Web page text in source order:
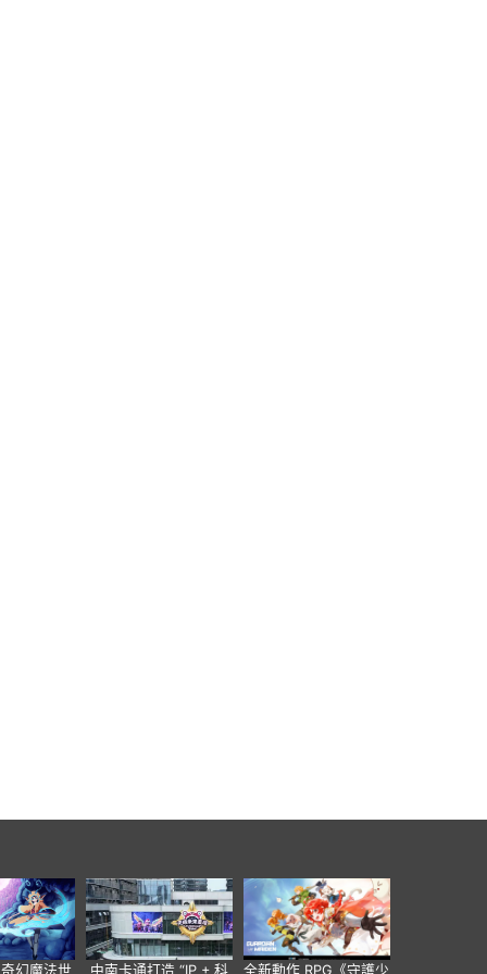
幻魔法世 中南卡通打造 “IP + 科 全新動作 RPG《守護少